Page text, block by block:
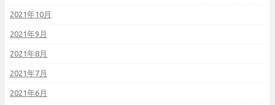
2021年10月
2021年9月
2021年8月
2021年7月
2021年6月